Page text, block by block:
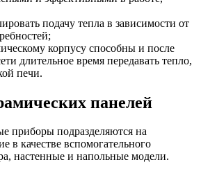
подачу тепла в зависимости от
корпусу способны и после
длительное время передавать тепло,
печи.
панелей
приборы подразделяются на
в качестве вспомогательного
настенные и напольные модели.